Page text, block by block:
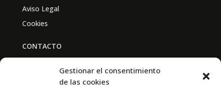
Gestionar el consentimiento
de las cookies
Aviso Legal
Cookies
CONTACTO
Av. Real Academia de Medicina